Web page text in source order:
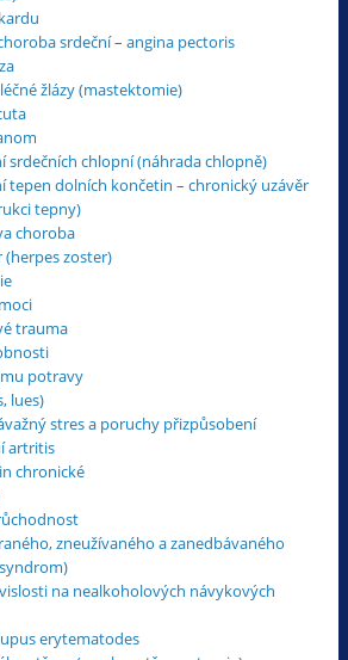
srdeční – angina pectoris
žlázy (mastektomie)
srdečních chlopní (náhrada chlopně)
tepen dolních končetin – chronický uzávěr
tepny)
choroba
(herpes zoster)
trauma
potravy
lues)
stres a poruchy přizpůsobení
artritis
chronické
zneužívaného a zanedbávaného
na nealkoholových návykových
erytematodes